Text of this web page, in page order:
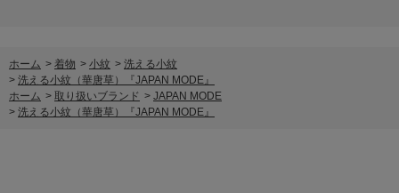
ホーム > 着物 > 小紋 > 洗える小紋
> 洗える小紋（華唐草）『JAPAN MODE』
ホーム > 取り扱いブランド > JAPAN MODE
> 洗える小紋（華唐草）『JAPAN MODE』